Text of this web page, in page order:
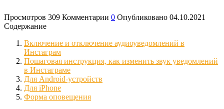
Просмотров 309 Комментарии 0 Опубликовано 04.10.2021
Содержание
Включение и отключение аудиоуведомлений в
Инстаграм
Пошаговая инструкция, как изменить звук уведомлений
в Инстаграме
Для Android-устройств
Для iPhone
Форма оповещения